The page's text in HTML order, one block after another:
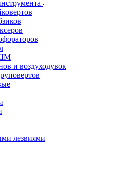
и воздуходувок
лезвиями